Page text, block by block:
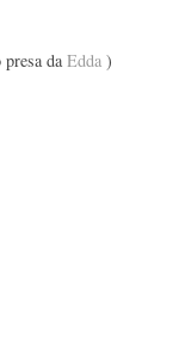
daEdda )